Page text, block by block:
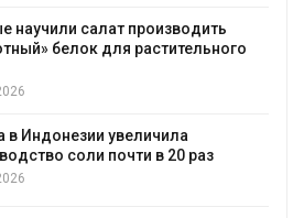
научили салат производить
белок для растительного
в Индонезии увеличила
соли почти в 20 раз